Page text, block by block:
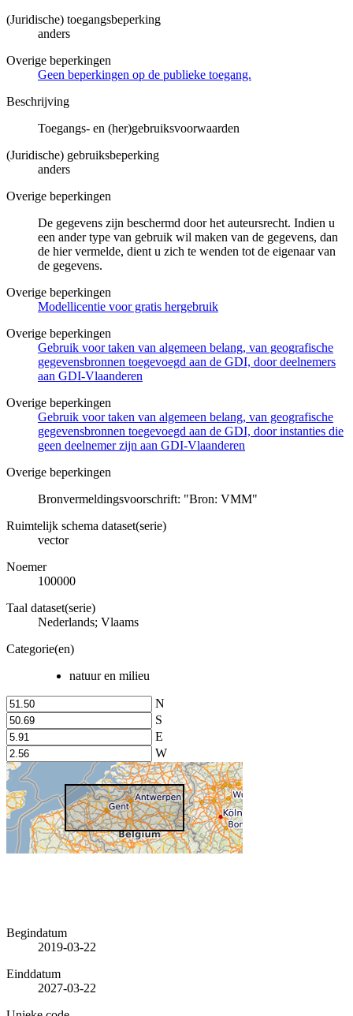
(Juridische) toegangsbeperking
anders
Overige beperkingen
Geen beperkingen op de publieke toegang.
Beschrijving
Toegangs- en (her)gebruiksvoorwaarden
(Juridische) gebruiksbeperking
anders
Overige beperkingen
De gegevens zijn beschermd door het auteursrecht. Indien u
een ander type van gebruik wil maken van de gegevens, dan
de hier vermelde, dient u zich te wenden tot de eigenaar van
de gegevens.
Overige beperkingen
Modellicentie voor gratis hergebruik
Overige beperkingen
Gebruik voor taken van algemeen belang, van geografische
gegevensbronnen toegevoegd aan de GDI, door deelnemers
aan GDI-Vlaanderen
Overige beperkingen
Gebruik voor taken van algemeen belang, van geografische
gegevensbronnen toegevoegd aan de GDI, door instanties die
geen deelnemer zijn aan GDI-Vlaanderen
Overige beperkingen
Bronvermeldingsvoorschrift: "Bron: VMM"
Ruimtelijk schema dataset(serie)
vector
Noemer
100000
Taal dataset(serie)
Nederlands; Vlaams
Categorie(en)
natuur en milieu
N
S
E
W
Begindatum
2019-03-22
Einddatum
2027-03-22